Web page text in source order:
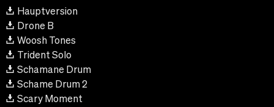
Hauptversion
Drone B
Woosh Tones
Trident Solo
Schamane Drum
Schame Drum 2
Scary Moment